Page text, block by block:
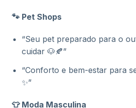
🐾 Pet Shops
“Seu pet preparado para o
cuidar 🐶🍂”
“Conforto e bem-estar para
✨”
👕 Moda Masculina